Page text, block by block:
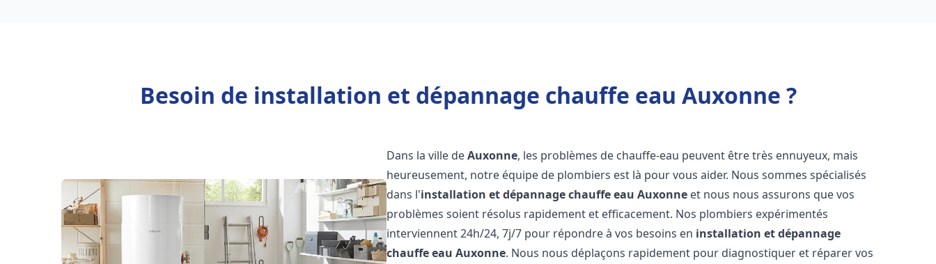
Besoin de installation et dépannage chauffe eau Auxonne ?
Dans la ville deAuxonne, les problèmes de chauffe-eau peuvent être très ennuyeux, mais
heureusement, notre équipe de plombiers est là pour vous aider. Nous sommes spécialisés
dans l'installation et dépannage chauffe eau Auxonne et nous nous assurons que vos
problèmes soient résolus rapidement et efficacement. Nos plombiers expérimentés
interviennent 24h/24, 7j/7 pour répondre à vos besoins en installation et dépannage
chauffe eau Auxonne. Nous nous déplaçons rapidement pour diagnostiquer et réparer vos